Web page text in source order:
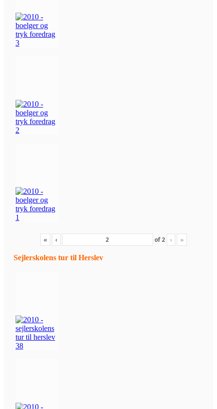
« ‹ of2 › »
Sejlerskolens tur til Herslev